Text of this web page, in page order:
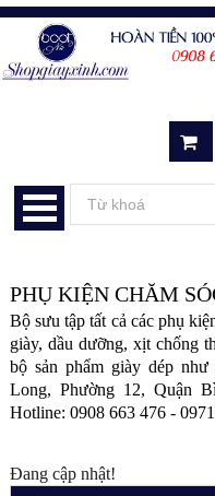
PHỤ KIỆN CHĂM
Bộ sưu tập tất cả các phụ
giày, dầu dưỡng, xịt chống
bộ sản phẩm giày dép
Long, Phường 12, Quận
Hotline: 0908 663 476 -
Đang cập nhật!